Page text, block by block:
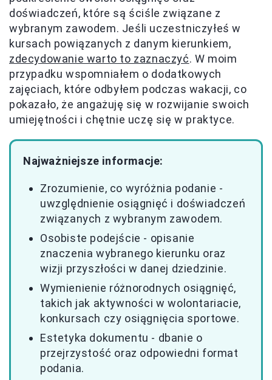
doświadczeń, które są ściśle związane z
wybranym zawodem. Jeśli uczestniczyłeś w
kursach powiązanych z danym kierunkiem,
zdecydowanie warto to zaznaczyć. W moim
przypadku wspomniałem o dodatkowych
zajęciach, które odbyłem podczas wakacji, co
pokazało, że angażuję się w rozwijanie swoich
umiejętności i chętnie uczę się w praktyce.
Najważniejsze informacje:
Zrozumienie, co wyróżnia podanie -
uwzględnienie osiągnięć i doświadczeń
związanych z wybranym zawodem.
Osobiste podejście - opisanie
znaczenia wybranego kierunku oraz
wizji przyszłości w danej dziedzinie.
Wymienienie różnorodnych osiągnięć,
takich jak aktywności w wolontariacie,
konkursach czy osiągnięcia sportowe.
Estetyka dokumentu - dbanie o
przejrzystość oraz odpowiedni format
podania.